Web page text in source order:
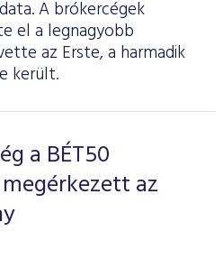
A brókercégek
el a legnagyobb
az Erste, a harmadik
került.
a BÉT50
az